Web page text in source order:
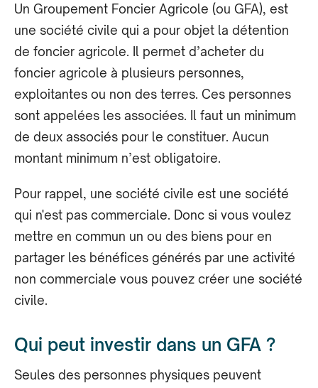
Un Groupement Foncier Agricole (ou GFA), est
une société civile qui a pour objet la détention
de foncier agricole. Il permet d’acheter du
foncier agricole à plusieurs personnes,
exploitantes ou non des terres. Ces personnes
sont appelées les associées. Il faut un minimum
de deux associés pour le constituer. Aucun
montant minimum n’est obligatoire.
Pour rappel, une société civile est une société
qui n'est pas commerciale. Donc si vous voulez
mettre en commun un ou des biens pour en
partager les bénéfices générés par une activité
non commerciale vous pouvez créer une société
civile.
Qui peut investir dans un GFA ?
‍Seules des personnes physiques peuvent